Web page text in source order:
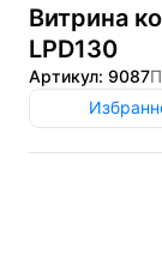
Витрина
LPD130
Артикул: 9087